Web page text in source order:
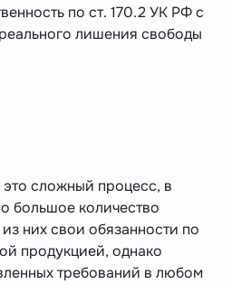
по ст. 170.2 УК РФ с
лишения свободы
сложный процесс, в
большое количество
них свои обязанности по
продукцией, однако
требований в любом